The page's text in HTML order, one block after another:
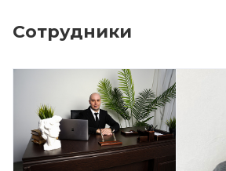
Сотрудники